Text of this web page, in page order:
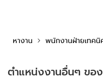
หางาน พนักงานฝ่ายเทคนิ
ตำแหน่งงานอื่นๆ ขอ